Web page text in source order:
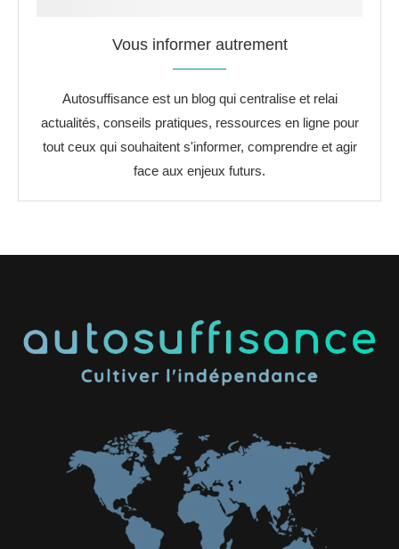
Vous informer autrement
Autosuffisance est un blog qui centralise et relai
actualités, conseils pratiques, ressources en ligne pour
tout ceux qui souhaitent s'informer, comprendre et agir
face aux enjeux futurs.